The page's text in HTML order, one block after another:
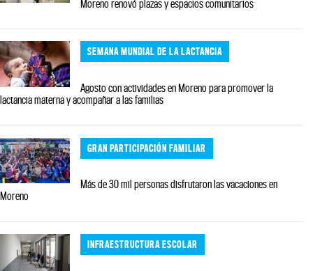
Moreno renovó plazas y espacios comunitarios
SEMANA MUNDIAL DE LA LACTANCIA
Agosto con actividades en Moreno para promover la
lactancia materna y acompañar a las familias
GRAN PARTICIPACIÓN FAMILIAR
Más de 30 mil personas disfrutaron las vacaciones en
Moreno
INFRAESTRUCTURA ESCOLAR